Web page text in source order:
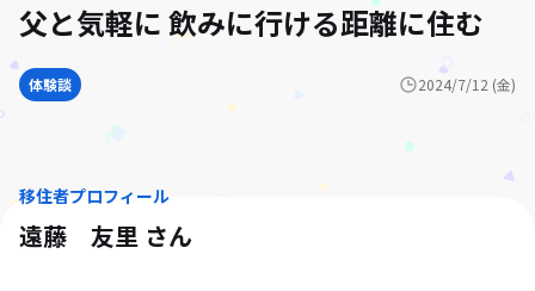
父と気軽に 飲みに行ける距離に住む
体験談 2024/7/12 (金)
移住者プロフィール
遠藤 友里 さん